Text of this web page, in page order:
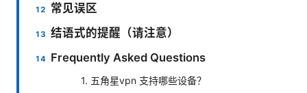
常见误区
结语式的提醒（请注意）
Frequently Asked Questions
1. 五角星vpn 支持哪些设备？